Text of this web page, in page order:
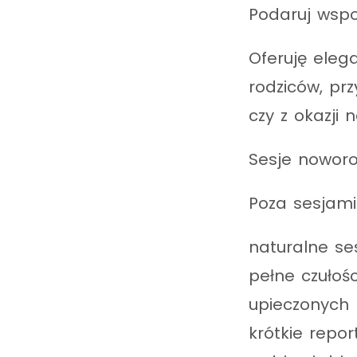
Podaruj
Oferuję
rodziców,
czy z okazji
Sesje
Poza
naturalne
pełne
upieczonych
krótkie